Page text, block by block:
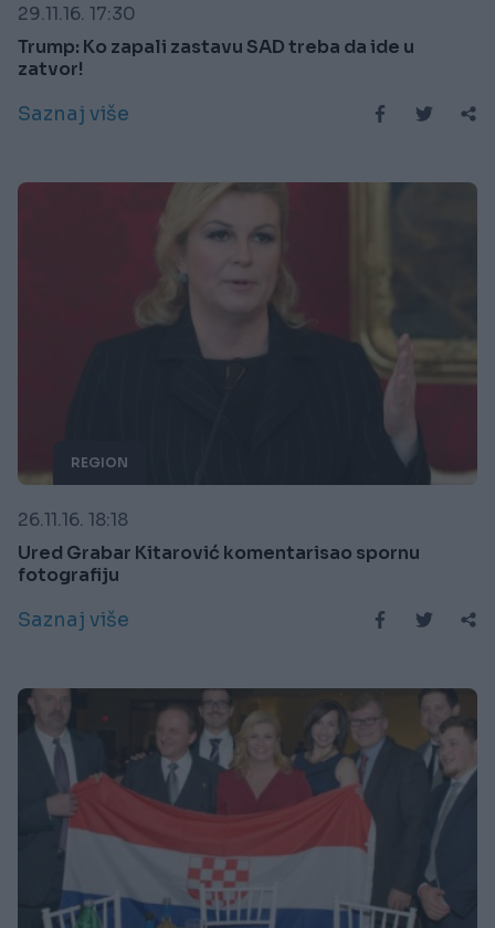
29.11.16. 17:30
Trump: Ko zapali zastavu SAD treba da ide u
zatvor!
Saznaj više
REGION
26.11.16. 18:18
Ured Grabar Kitarović komentarisao spornu
fotografiju
Saznaj više